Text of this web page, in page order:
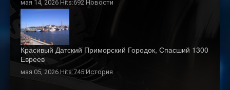
мая 14, 2026 Hits:692 Новости
Красивый Датский Приморский Городок, Спасший 1300
Евреев
мая 05, 2026 Hits:745История